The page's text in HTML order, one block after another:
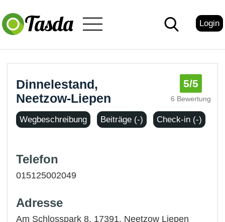
Login
Dinnelestand,
Neetzow-Liepen
5/5
6 Bewertung
Wegbeschreibung Beiträge (-) Check-in (-)
Telefon
015125002049
Adresse
Am Schlosspark 8, 17391, Neetzow Liepen